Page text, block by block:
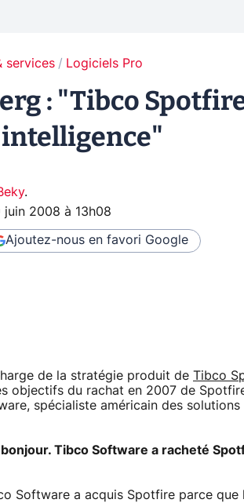
services Logiciels Pro
: "Tibco
.
juin 2008 à 13h08
Ajoutez-nous en favori Google
de la stratégie produit de Tibco
objectifs du rachat en 2007 de
spécialiste américain des
Tibco Software a racheté
Software a acquis Spotfire parce